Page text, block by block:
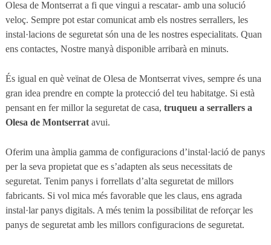
Olesa de Montserrat a fi que vingui a rescatar- amb una solució
veloç. Sempre pot estar comunicat amb els nostres serrallers, les
instal·lacions de seguretat són una de les nostres especialitats. Quan
ens contactes, Nostre manyà disponible arribarà en minuts.
És igual en què veïnat de Olesa de Montserrat vives, sempre és una
gran idea prendre en compte la protecció del teu habitatge. Si està
pensant en fer millor la seguretat de casa, truqueu a serrallers a
Olesa de Montserratavui.
Oferim una àmplia gamma de configuracions d’instal·lació de panys
per la seva propietat que es s’adapten als seus necessitats de
seguretat. Tenim panys i forrellats d’alta seguretat de millors
fabricants. Si vol mica més favorable que les claus, ens agrada
instal·lar panys digitals. A més tenim la possibilitat de reforçar les
panys de seguretat amb les millors configuracions de seguretat.